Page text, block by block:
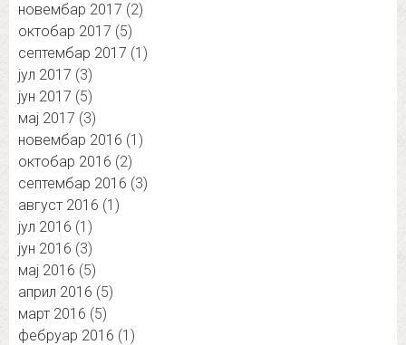
новембар 2017 (2)
октобар 2017 (5)
септембар 2017 (1)
јул 2017 (3)
јун 2017 (5)
мај 2017 (3)
новембар 2016 (1)
октобар 2016 (2)
септембар 2016 (3)
август 2016 (1)
јул 2016 (1)
јун 2016 (3)
мај 2016 (5)
април 2016 (5)
март 2016 (5)
фебруар 2016 (1)